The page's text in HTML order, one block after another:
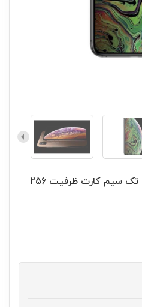
گوشی اپل مدل iPhone XS تک سیم‌ کارت ظرفیت 256